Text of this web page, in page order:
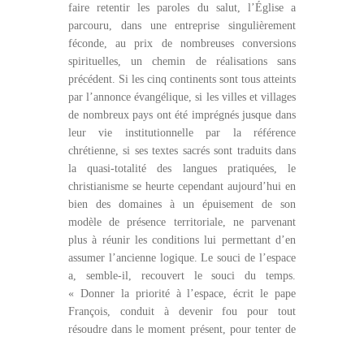
faire retentir les paroles du salut, l’Église a
parcouru, dans une entreprise singulièrement
féconde, au prix de nombreuses conversions
spirituelles, un chemin de réalisations sans
précédent. Si les cinq continents sont tous atteints
par l’annonce évangélique, si les villes et villages
de nombreux pays ont été imprégnés jusque dans
leur vie institutionnelle par la référence
chrétienne, si ses textes sacrés sont traduits dans
la quasi-totalité des langues pratiquées, le
christianisme se heurte cependant aujourd’hui en
bien des domaines à un épuisement de son
modèle de présence territoriale, ne parvenant
plus à réunir les conditions lui permettant d’en
assumer l’ancienne logique. Le souci de l’espace
a, semble-il, recouvert le souci du temps.
« Donner la priorité à l’espace, écrit le pape
François, conduit à devenir fou pour tout
résoudre dans le moment présent, pour tenter de